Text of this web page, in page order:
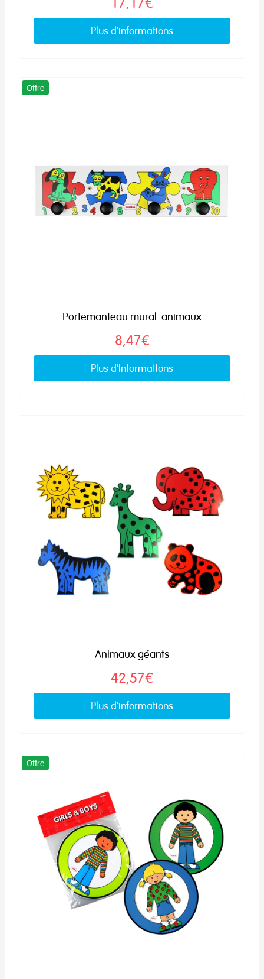
Plus d'informations
Offre
Portemanteau mural: animaux
8,47€
Plus d'informations
Animaux géants
42,57€
Plus d'informations
Offre